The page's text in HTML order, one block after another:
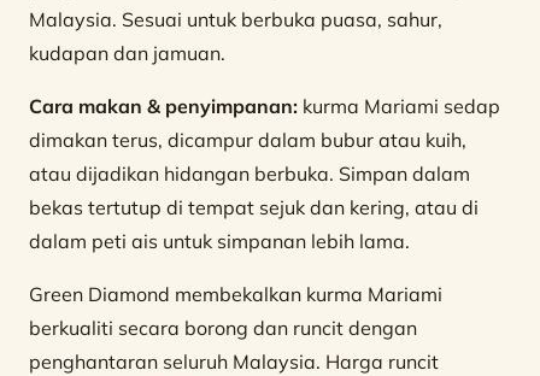
Malaysia. Sesuai untuk berbuka puasa, sahur,
kudapan dan jamuan.
Cara makan & penyimpanan: kurma Mariami sedap
dimakan terus, dicampur dalam bubur atau kuih,
atau dijadikan hidangan berbuka. Simpan dalam
bekas tertutup di tempat sejuk dan kering, atau di
dalam peti ais untuk simpanan lebih lama.
Green Diamond membekalkan kurma Mariami
berkualiti secara borong dan runcit dengan
penghantaran seluruh Malaysia. Harga runcit